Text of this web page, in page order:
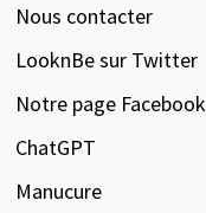
Nous contacter
LooknBe sur Twitter
Notre page Facebook
ChatGPT
Manucure